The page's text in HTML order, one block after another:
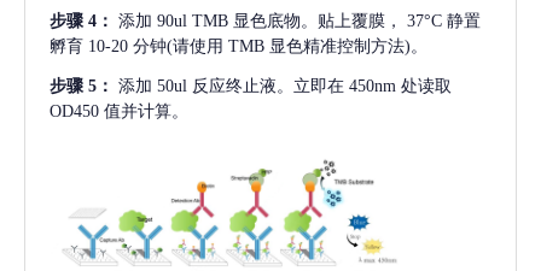
步骤 4： 添加 90ul TMB 显色底物。贴上覆膜， 37°C 静置
孵育 10-20 分钟(请使用 TMB 显色精准控制方法)。
步骤 5： 添加 50ul 反应终止液。立即在 450nm 处读取
OD450 值并计算。